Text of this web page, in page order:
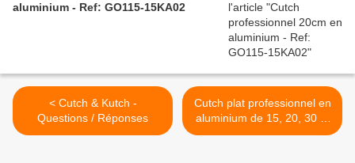
aluminium - Ref: GO115-15KA02
< Cutch & Kutch -
Questions / Réponses
Cutch plat professionnel en
aluminium de 15, 20, 30 et
40 cm sur 30, 40 ou 50mm